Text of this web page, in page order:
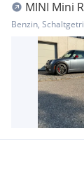
MINI Mini
Benzin,